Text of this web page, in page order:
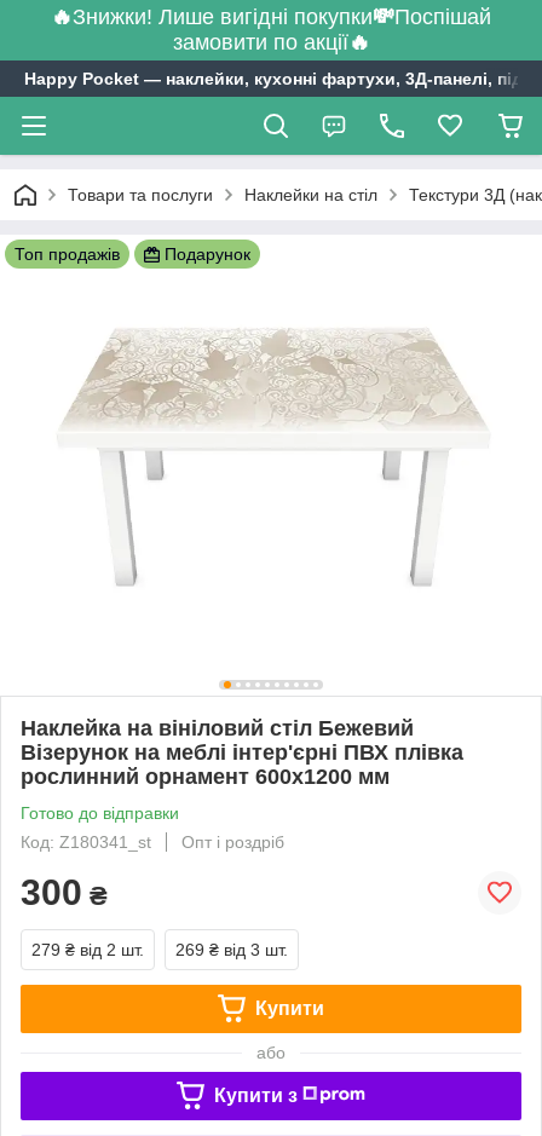
🔥Знижки! Лише вигідні покупки💸Поспішай
замовити по акції🔥
Happy Pocket ― наклейки, кухонні фартухи, 3Д-панелі,
Товари та послуги Наклейки на стіл Текстури 3Д
Топ продажів Подарунок
Наклейка на вініловий стіл Бежевий
Візерунок на меблі інтер'єрні ПВХ плівка
рослинний орнамент 600х1200 мм
Готово до відправки
Код: Z180341_st
Опт і роздріб
300 ₴
279 ₴ від 2 шт. 269 ₴ від 3 шт.
Купити
або
Купити з